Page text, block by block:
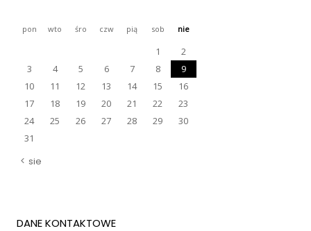
pon wto śro czw pią sob nie
sie
1
2
3
4 5 6 7 8
9
10
11 12 13 14 15
16
17
18 19 20 21 22
23
24
25 26 27 28 29
30
31
DANE KONTAKTOWE